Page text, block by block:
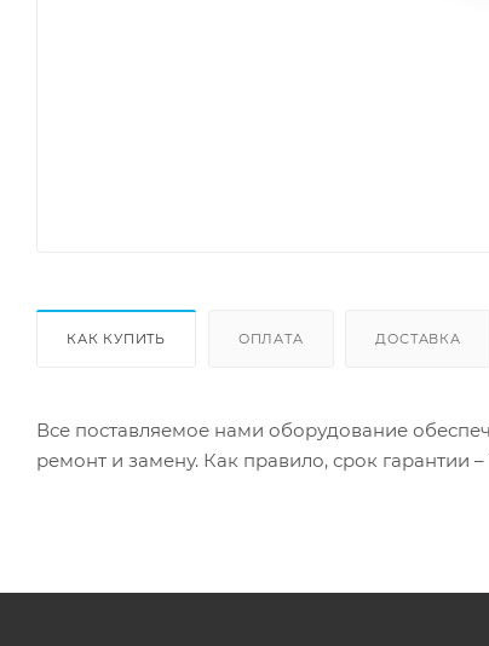
КАК КУПИТЬ ОПЛАТА ДОСТАВКА
Все поставляемое нами оборудование
ремонт и замену. Как правило, срок гарантии –